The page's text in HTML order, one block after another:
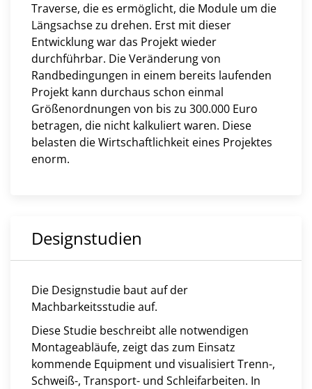
Traverse, die es ermöglicht, die Module um die
Längsachse zu drehen. Erst mit dieser
Entwicklung war das Projekt wieder
durchführbar. Die Veränderung von
Randbedingungen in einem bereits laufenden
Projekt kann durchaus schon einmal
Größenordnungen von bis zu 300.000 Euro
betragen, die nicht kalkuliert waren. Diese
belasten die Wirtschaftlichkeit eines Projektes
enorm.
Designstudien
Die Designstudie baut auf der
Machbarkeitsstudie auf.
Diese Studie beschreibt alle notwendigen
Montageabläufe, zeigt das zum Einsatz
kommende Equipment und visualisiert Trenn-,
Schweiß-, Transport- und Schleifarbeiten. In